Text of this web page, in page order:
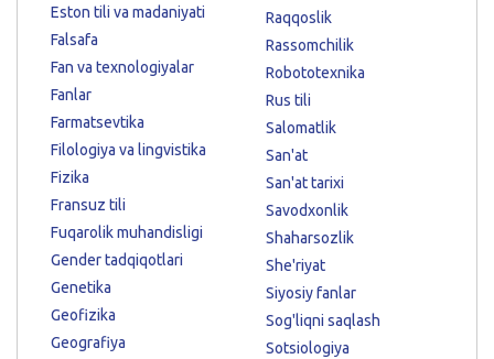
Eston tili va madaniyati
Falsafa
Fan va texnologiyalar
Fanlar
Farmatsevtika
Filologiya va lingvistika
Fizika
Fransuz tili
Fuqarolik muhandisligi
Gender tadqiqotlari
Genetika
Geofizika
Geografiya
Raqqoslik
Rassomchilik
Robototexnika
Rus tili
Salomatlik
San'at
San'at tarixi
Savodxonlik
Shaharsozlik
She'riyat
Siyosiy fanlar
Sog'liqni saqlash
Sotsiologiya